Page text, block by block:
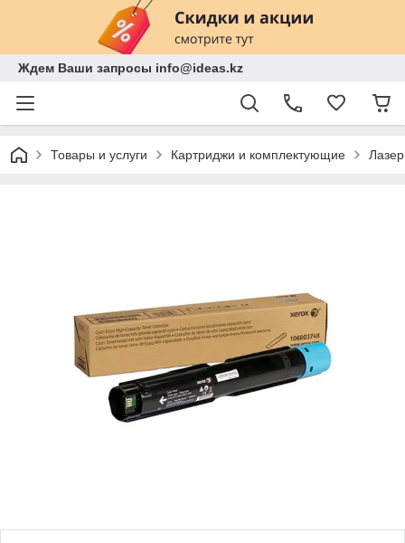
Ждем Ваши запросы info@ideas.kz
Товары и услуги Картриджи и комплектующие